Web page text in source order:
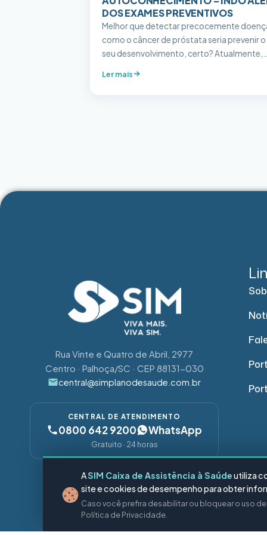
DOS EXAMES PREVENTIVOS
Melhor que detectar precocemente
como o câncer de próstata seria prevenir o
seu desenvolvimento, certo? Atualmente,
Ler mais
Rua Vinte e Quatro de Abril, 2977
Centro · Palhoça/SC · CEP 88131-030
central@simplanodesaude.com.br
CENTRAL DE ATENDIMENTO
0800 642 9200 WhatsApp
Gratuito · 24 horas
SIGA-NOS
ASIM Caixa de Assistência à Saúdeutiliza
site e cookies de desempenho para obter
Caso você prefira desabilitar ou bloquear o uso
Política de Privacidade.